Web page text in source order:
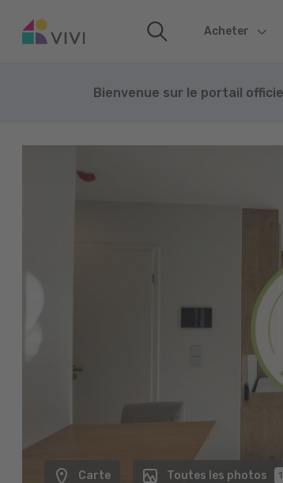
Acheter
Bienvenue sur le portail
Carte Toutes les photos